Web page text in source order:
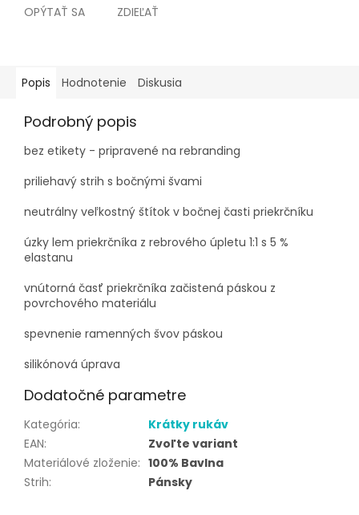
OPÝTAŤ SA ZDIEĽAŤ
Popis Hodnotenie Diskusia
Podrobný popis
bez etikety - pripravené na rebranding
priliehavý strih s bočnými švami
neutrálny veľkostný štítok v bočnej časti priekrčníku
úzky lem priekrčníka z rebrového úpletu 1:1 s 5 %
elastanu
vnútorná časť priekrčníka začistená páskou z
povrchového materiálu
spevnenie ramenných švov páskou
silikónová úprava
Dodatočné parametre
Kategória:
Krátky rukáv
EAN:
Zvoľte variant
Materiálové zloženie: 100% Bavlna
Strih: Pánsky